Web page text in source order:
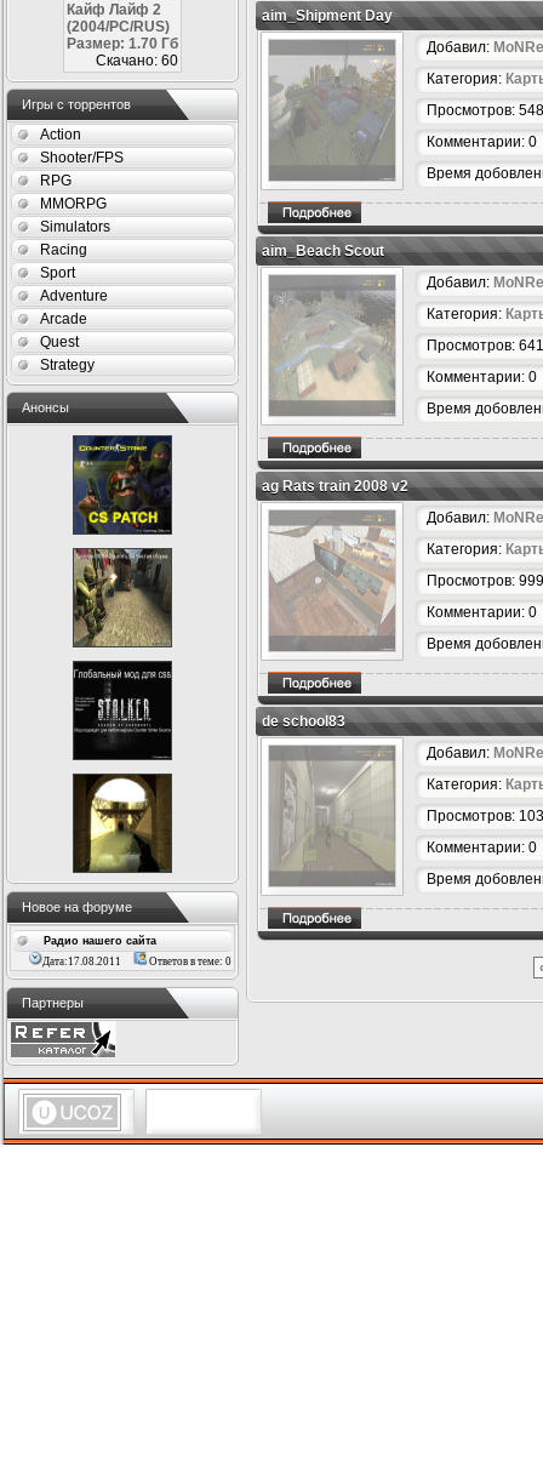
Кайф Лайф 2
(2004/PC/RUS)
Размер: 1.70 Гб
Скачано: 60
Игры с торрентов
Action
Shooter/FPS
RPG
MMORPG
Simulators
Racing
Sport
Adventure
Arcade
Quest
Strategy
Анонсы
Новое на форуме
Радио нашего сайта
Дата:17.08.2011
Ответов в теме: 0
Партнеры
aim_Shipment Day
Добавил:
Категория:
Просмотров: 548
Комментарии: 0
Время
aim_Beach Scout
Добавил:
Категория:
Просмотров: 641
Комментарии: 0
Время
ag Rats train 2008 v2
Добавил:
Категория:
Просмотров: 999
Комментарии: 0
Время
de school83
Добавил:
Категория:
Просмотров:
Комментарии: 0
Время